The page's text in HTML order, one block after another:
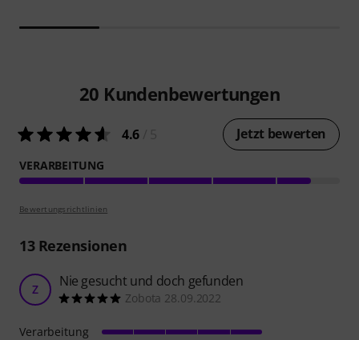
20 Kundenbewertungen
4.6 Jetzt bewerten
VERARBEITUNG
Bewertungsrichtlinien
13Rezensionen
Z Nie gesucht und doch gefunden
Zobota 28.09.2022
Verarbeitung